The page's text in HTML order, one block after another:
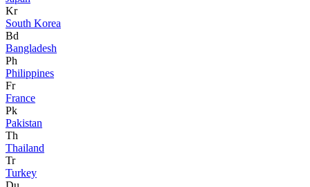
Kr
South Korea
Bd
Bangladesh
Ph
Philippines
Fr
France
Pk
Pakistan
Th
Thailand
Tr
Turkey